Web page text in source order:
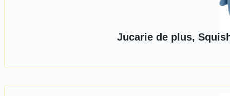
Jucarie de plus,